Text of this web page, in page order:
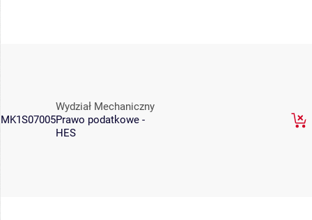
MK1S07005
Wydział Mechaniczny
Prawo podatkowe -
HES